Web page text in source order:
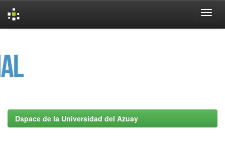
Dspace de la Universidad del Azuay